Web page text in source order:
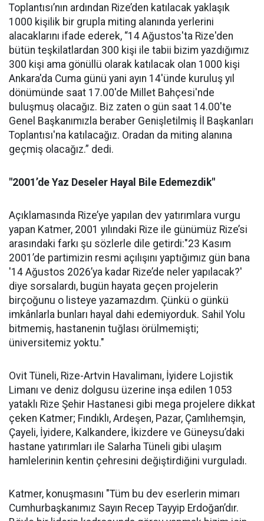
Toplantısı’nın ardından Rize’den katılacak yaklaşık
1000 kişilik bir grupla miting alanında yerlerini
alacaklarını ifade ederek, “14 Ağustos'ta Rize'den
bütün teşkilatlardan 300 kişi ile tabii bizim yazdığımız
300 kişi ama gönüllü olarak katılacak olan 1000 kişi
Ankara'da Cuma günü yani ayın 14'ünde kuruluş yıl
dönümünde saat 17.00'de Millet Bahçesi'nde
buluşmuş olacağız. Biz zaten o gün saat 14.00'te
Genel Başkanımızla beraber Genişletilmiş İl Başkanları
Toplantısı'na katılacağız. Oradan da miting alanına
geçmiş olacağız.” dedi.
"2001’de Yaz Deseler Hayal Bile Edemezdik"
Açıklamasında Rize’ye yapılan dev yatırımlara vurgu
yapan Katmer, 2001 yılındaki Rize ile günümüz Rize’si
arasındaki farkı şu sözlerle dile getirdi:"23 Kasım
2001’de partimizin resmi açılışını yaptığımız gün bana
'14 Ağustos 2026’ya kadar Rize’de neler yapılacak?'
diye sorsalardı, bugün hayata geçen projelerin
birçoğunu o listeye yazamazdım. Çünkü o günkü
imkânlarla bunları hayal dahi edemiyorduk. Sahil Yolu
bitmemiş, hastanenin tuğlası örülmemişti;
üniversitemiz yoktu."
Ovit Tüneli, Rize-Artvin Havalimanı, İyidere Lojistik
Limanı ve deniz dolgusu üzerine inşa edilen 1053
yataklı Rize Şehir Hastanesi gibi mega projelere dikkat
çeken Katmer; Fındıklı, Ardeşen, Pazar, Çamlıhemşin,
Çayeli, İyidere, Kalkandere, İkizdere ve Güneysu’daki
hastane yatırımları ile Salarha Tüneli gibi ulaşım
hamlelerinin kentin çehresini değiştirdiğini vurguladı.
Katmer, konuşmasını "Tüm bu dev eserlerin mimarı
Cumhurbaşkanımız Sayın Recep Tayyip Erdoğan’dır.